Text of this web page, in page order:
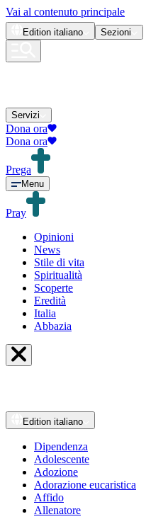
Vai al contenuto principale
Edition italiano Sezioni
Servizi
Dona ora
Dona ora
Prega
Menu
Pray
Opinioni
News
Stile di vita
Spiritualità
Scoperte
Eredità
Italia
Abbazia
Edition italiano
Dipendenza
Adolescente
Adozione
Adorazione eucaristica
Affido
Allenatore